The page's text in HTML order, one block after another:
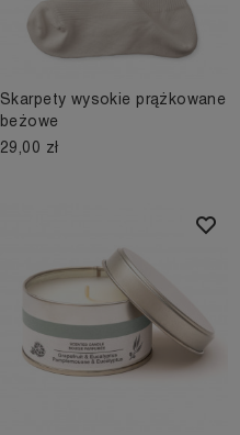
Skarpety wysokie prążkowane
beżowe
29,00 zł